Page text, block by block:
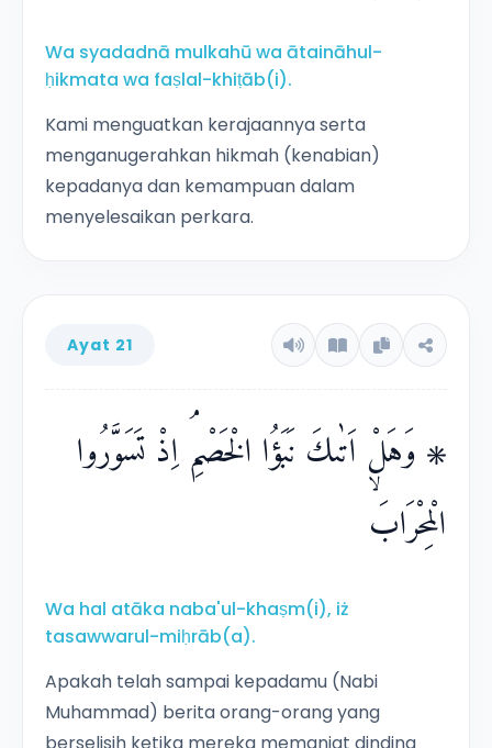
Wa syadadnā mulkahū wa ātaināhul-
ḥikmata wa faṣlal-khiṭāb(i).
Kami menguatkan kerajaannya serta
menganugerahkan hikmah (kenabian)
kepadanya dan kemampuan dalam
menyelesaikan perkara.
Ayat 21
۞ وَهَلْ اَتٰىكَ نَبَؤُا الْخَصْمِۘ اِذْ تَسَوَّرُوا
الْمِحْرَابَۙ
Wa hal atāka naba'ul-khaṣm(i), iż
tasawwarul-miḥrāb(a).
Apakah telah sampai kepadamu (Nabi
Muhammad) berita orang-orang yang